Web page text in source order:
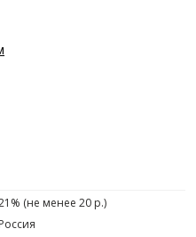
(не менее 20 р.)
Россия